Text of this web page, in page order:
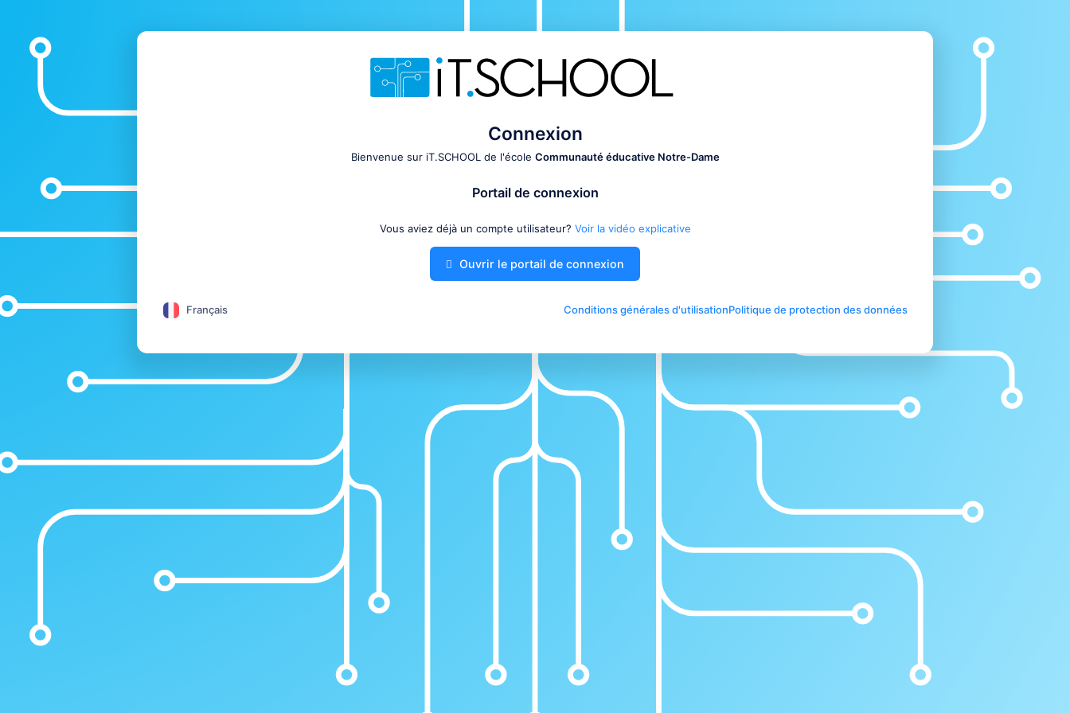
Connexion
Bienvenue sur iT.SCHOOL de l'école Communauté éducative Notre-Dame
Portail de connexion
Vous aviez déjà un compte utilisateur? Voir la vidéo explicative
Ouvrir le portail de connexion
Français Conditions générales d'utilisationPolitique de protection des données